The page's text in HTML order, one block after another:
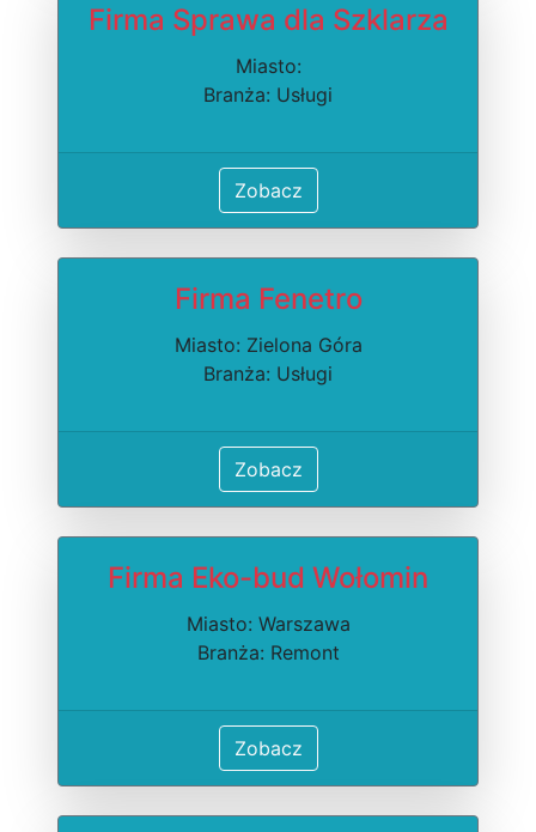
Firma Sprawa dla Szklarza
Miasto:
Branża: Usługi
Zobacz
Firma Fenetro
Miasto: Zielona Góra
Branża: Usługi
Zobacz
Firma Eko-bud Wołomin
Miasto: Warszawa
Branża: Remont
Zobacz